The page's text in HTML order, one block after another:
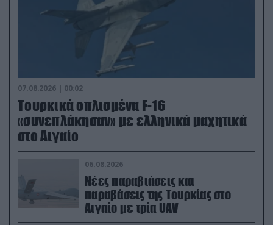
07.08.2026 | 00:02
Τουρκικά οπλισμένα F-16
«συνεπλάκησαν» με ελληνικά μαχητικά
στο Αιγαίο
06.08.2026
Νέες παραβιάσεις και
παραβάσεις της Τουρκίας στο
Αιγαίο με τρία UAV